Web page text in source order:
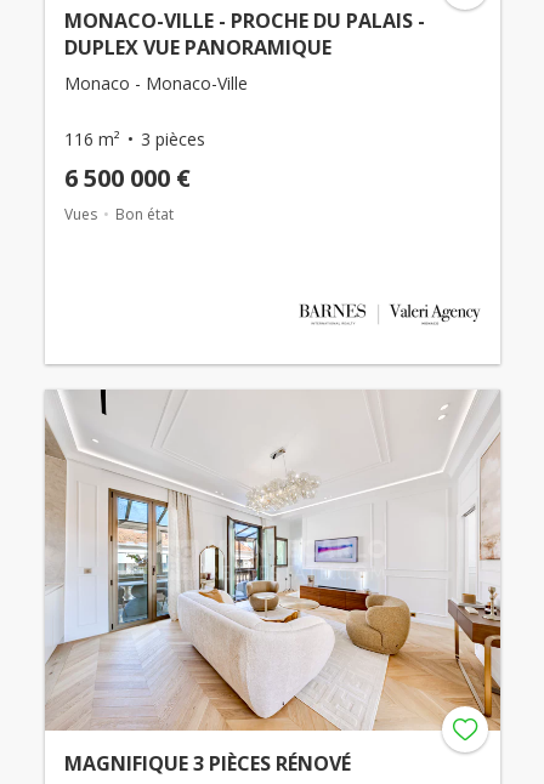
MONACO-VILLE - PROCHE DU PALAIS -
DUPLEX VUE PANORAMIQUE
Monaco - Monaco-Ville
116 m² 3 pièces
6 500 000 €
Vues Bon état
MAGNIFIQUE 3 PIÈCES RÉNOVÉ